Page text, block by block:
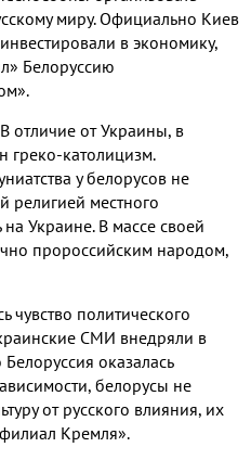
миру.Официально Киев
в экономику,
» Белоруссию
».
В отличие от Украины, в
греко-католицизм.
у белорусов не
религией местного
на Украине. В массе своей
пророссийским народом,
чувство политического
СМИ внедряли в
Белоруссия оказалась
, белорусы не
от русского влияния, их
Кремля».